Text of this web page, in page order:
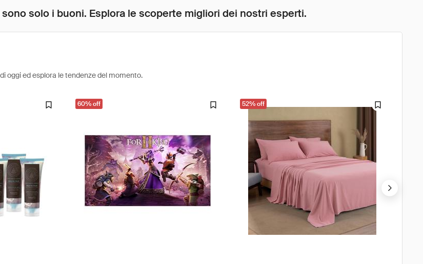
solo i buoni. Esplora le scoperte migliori dei nostri esperti.
oggi ed esplora le tendenze del momento.
60% off 52% off